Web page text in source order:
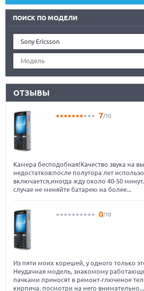
ПОИСК ПО МОДЕЛИ
Sony Ericsson
Модель
ОТЗЫВЫ
7/10
Камера бесподобная!Качество звука на
недостатков:после полутора лет
включается,иногда жду около 40-50
случае не меняйте батарею на более...
0/10
Из пяти моих корешей, у одного только
Неудачная модель, знакомому
пачками приносят в ремонт-глюченое
кирпича, посмотри на него внимательно...